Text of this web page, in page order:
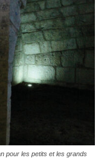
pour les petits et les grands